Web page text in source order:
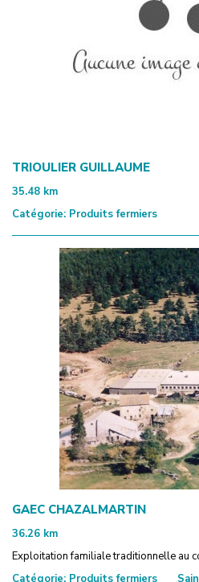
TRIOULIER GUILLAUME
35.48 km
Catégorie: Produits fermiers
GAEC CHAZALMARTIN
36.26 km
Exploitation familiale traditionnelle au
Catégorie: Produits fermiers